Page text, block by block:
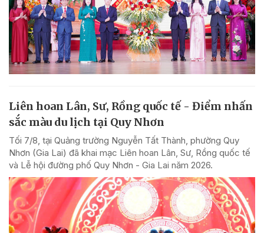
Liên hoan Lân, Sư, Rồng quốc tế - Điểm nhấn
sắc màu du lịch tại Quy Nhơn
Tối 7/8, tại Quảng trường Nguyễn Tất Thành, phường Quy
Nhơn (Gia Lai) đã khai mạc Liên hoan Lân, Sư, Rồng quốc tế
và Lễ hội đường phố Quy Nhơn - Gia Lai năm 2026.